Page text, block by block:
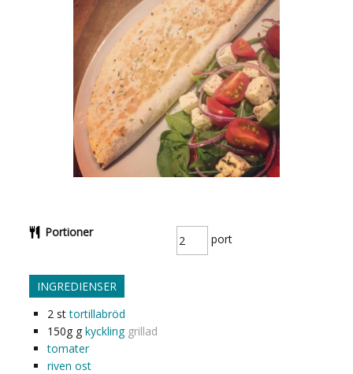
Portioner port
INGREDIENSER
2 st tortillabröd
150g g kyckling grillad
tomater
riven ost